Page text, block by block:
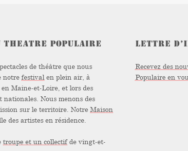
THEATRE POPULAIRE
de théâtre que nous
notre festival en plein air, à
Maine-et-Loire, et lors des
nationales. Nous menons des
sur le territoire. Notre Maison
des artistes en résidence.
troupe et un collectifde vingt-et-
LETTRE
Recevez des
Populaire en